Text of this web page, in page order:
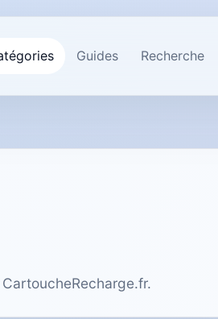
Guides Recherche